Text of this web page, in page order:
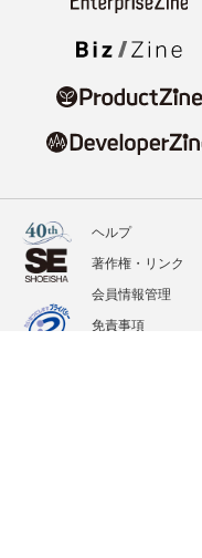
ヘルプ
著作権・リンク
会員情報管理
免責事項